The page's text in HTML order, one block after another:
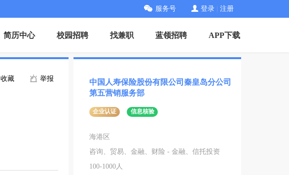
服务号 登录 注册
简历中心 校园招聘 找兼职 蓝领招聘 APP下载
收藏 举报
中国人寿保险股份有限公司秦皇岛分公司
第五营销服务部
企业认证 信息核验
海港区
咨询、贸易、金融、财险 - 金融、信托投资
100-1000人